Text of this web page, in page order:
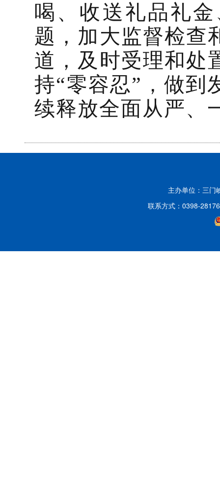
喝、收送礼品礼
题，加大监督检查
道，及时受理和处
持“零容忍”，做到
续释放全面从严、
主办单位：三
联系方式：0398-